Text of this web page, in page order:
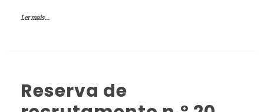
Ler mais...
Reserva de